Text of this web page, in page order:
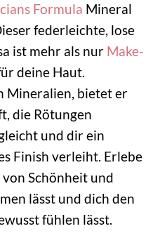
Formula Mineral
federleichte, lose
ist mehr als nur Make-
deine Haut.
Mineralien, bietet er
die Rötungen
und dir ein
Finish verleiht. Erlebe
Schönheit und
lässt und dich den
fühlen lässt.